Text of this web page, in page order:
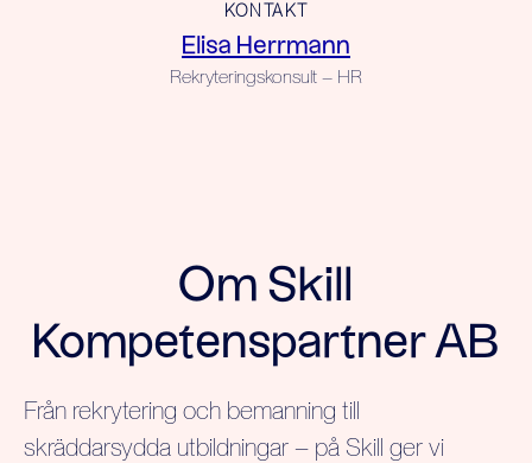
KONTAKT
Elisa Herrmann
Rekryteringskonsult – HR
Om Skill
Kompetenspartner AB
Från rekrytering och bemanning till
skräddarsydda utbildningar – på Skill ger vi